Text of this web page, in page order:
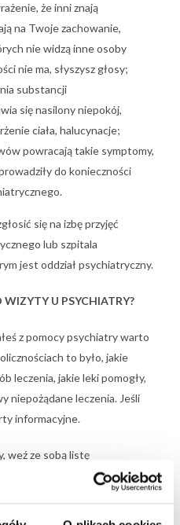
że inni znają
na Twoje zachowanie,
nie widzą inne osoby
nie ma, słyszysz głosy;
substancji
się nasilony niepokój,
ciała, halucynacje;
powracają takie symptomy,
do konieczności
się na izbę przyjęć
lub szpitala
jest oddział psychiatryczny.
U PSYCHIATRY?
z pomocy psychiatry warto
to było, jakie
leczenia, jakie leki pomogły,
niepożądane leczenia. Jeśli
informacyjne.
weź ze sobą listę
przez innych specjalistów.
obrazowych głowy